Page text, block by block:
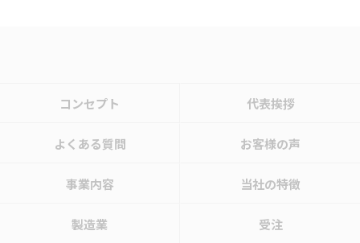
コンセプト 代表挨拶
よくある質問 お客様の声
事業内容 当社の特徴
製造業 受注